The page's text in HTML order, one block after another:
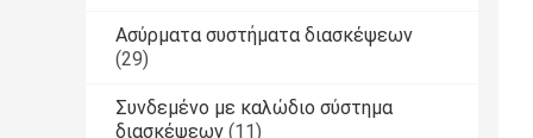
Ασύρματα συστήματα διασκέψεων
(29)
Συνδεμένο με καλώδιο σύστημα
διασκέψεων (11)